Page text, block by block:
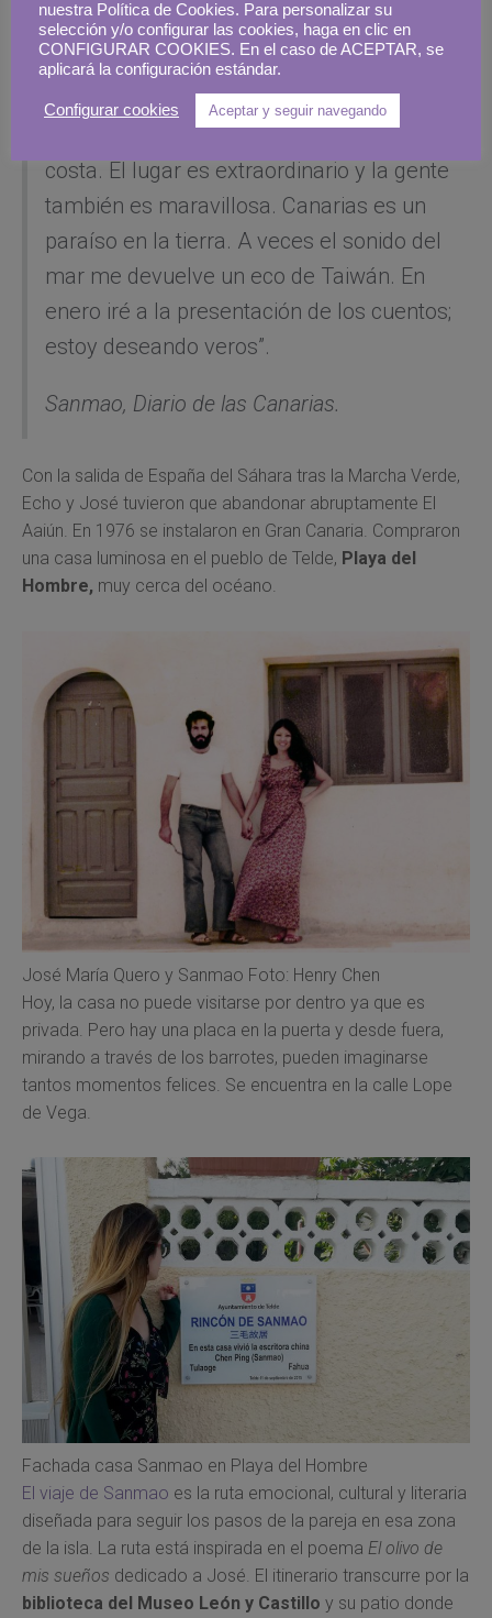
Gran Canaria
“Hemos alquilado una casa preciosa en la
costa. El lugar es extraordinario y la gente
también es maravillosa. Canarias es un
paraíso en la tierra. A veces el sonido del
mar me devuelve un eco de Taiwán. En
enero iré a la presentación de los cuentos;
estoy deseando veros”.
Sanmao, Diario de las Canarias.
Con la salida de España del Sáhara tras la Marcha Verde,
Echo y José tuvieron que abandonar abruptamente El
Aaiún. En 1976 se instalaron en Gran Canaria. Compraron
una casa luminosa en el pueblo de Telde, Playa del
Hombre, muy cerca del océano.
José María Quero y Sanmao Foto: Henry Chen
Hoy, la casa no puede visitarse por dentro ya que es
privada. Pero hay una placa en la puerta y desde fuera,
mirando a través de los barrotes, pueden imaginarse
tantos momentos felices. Se encuentra en la calle Lope
de Vega.
Fachada casa Sanmao en Playa del Hombre
El viaje de Sanmao es la ruta emocional, cultural y literaria
diseñada para seguir los pasos de la pareja en esa zona
de la isla. La ruta está inspirada en el poema El olivo de
mis sueños dedicado a José. El itinerario transcurre por la
biblioteca del Museo León y Castillo y su patio donde
nuestra Política de Cookies. Para personalizar su
selección y/o configurar las cookies, haga en clic en
CONFIGURAR COOKIES. En el caso de ACEPTAR, se
aplicará la configuración estándar.
Configurar cookies Aceptar y seguir navegando